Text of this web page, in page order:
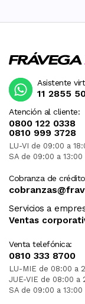
Atención al cliente:
0800 122 0338
0810 999 3728
LU-VI de 09:00 a
SA de 09:00 a 13:00
Cobranza de
Servicios a
Ventas
Venta telefónica:
0810 333 8700
LU-MIE de 08:00 a
JUE-VIE de 08:00 a
SA de 09:00 a 13:00
Asistente
11 2855